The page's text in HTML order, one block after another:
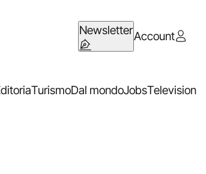
NewsletterAccount
TurismoDal mondoJobsTelevision